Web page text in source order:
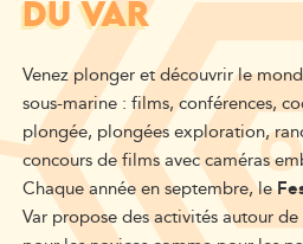
DU VAR
Venez plonger et découvrir le
sous-marine : films, conférences,
plongée, plongées exploration,
concours de films avec caméras
Chaque année en septembre, le
Var propose des activités autour